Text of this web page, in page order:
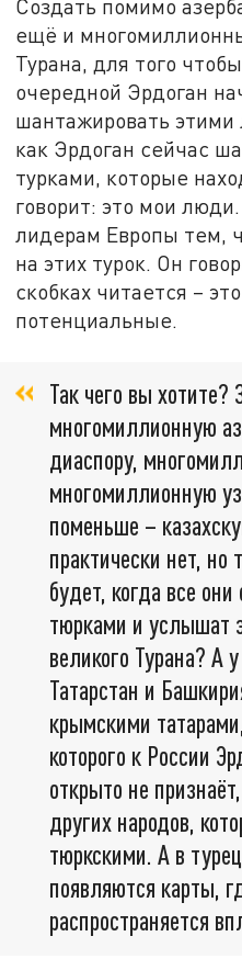
Создать помимо
ещё и
Турана, для того
очередной Эрдоган
шантажировать
как Эрдоган сейчас
турками, которые
говорит: это мои
лидерам Европы тем,
на этих турок. Он
скобках читается –
потенциальные.
Так чего вы хотите?
многомиллионную
диаспору,
многомиллионную
поменьше –
практически нет,
будет, когда все
тюрками и услышат
великого Турана? А
Татарстан и
крымскими
которого к России
открыто не
других народов,
тюркскими. А в
появляются карты,
распространяется